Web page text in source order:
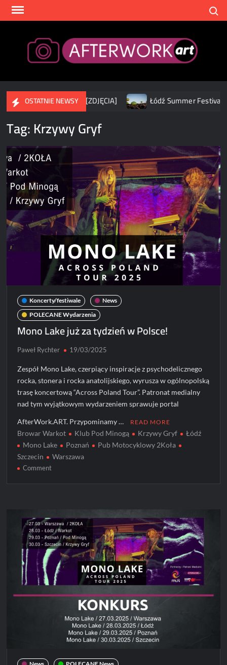
Skip
OSTATNIE NEWSY
w Poznaniu [ZDJĘCIA] Łódź Summer Festival 2026 –
Tag:Krzywy Gryf
Koncerty/festiwale
News
POLECANE Wydarzenia
Mono Lake już za tydzień w Polsce!
Paweł Rychter 19/03/2025
Zespół Mono Lake, czerpiący inspiracje z psychodelicznego
rocka, stonera i rocka anatolijskiego, wyrusza w ogólnopolską
trasę koncertową “Across Poland Tour”. Patronat medialny
nad tym wyjątkowym wydarzeniem sprawuje portal
AfterWork.ART. Przypominamy … READ MORE
Browar Warkot Klub Pod Minogą Krzywy Gryf
Łódź
Mono Lake
Poznań
Pub Motocyklowy 2Koła
Szczecin
Warszawa
Commenton
tydzień
w
Polsce!